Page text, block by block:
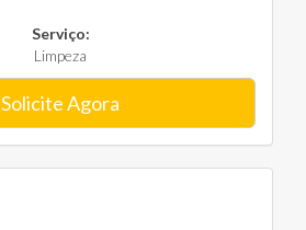
Serviço:
Limpeza
Solicite Agora